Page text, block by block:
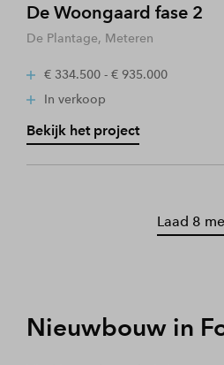
De Woongaard fase 2
De Plantage, Meteren
€ 334.500 - € 935.000
In verkoop
Bekijk het project
Laad 8
Nieuwbouw in